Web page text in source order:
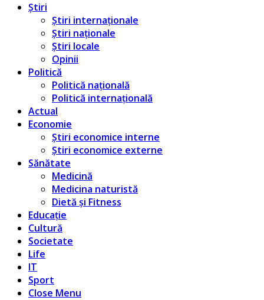
Știri
Știri internaționale
Știri naționale
Știri locale
Opinii
Politică
Politică națională
Politică internațională
Actual
Economie
Știri economice interne
Știri economice externe
Sănătate
Medicină
Medicina naturistă
Dietă și Fitness
Educație
Cultură
Societate
Life
IT
Sport
Close Menu